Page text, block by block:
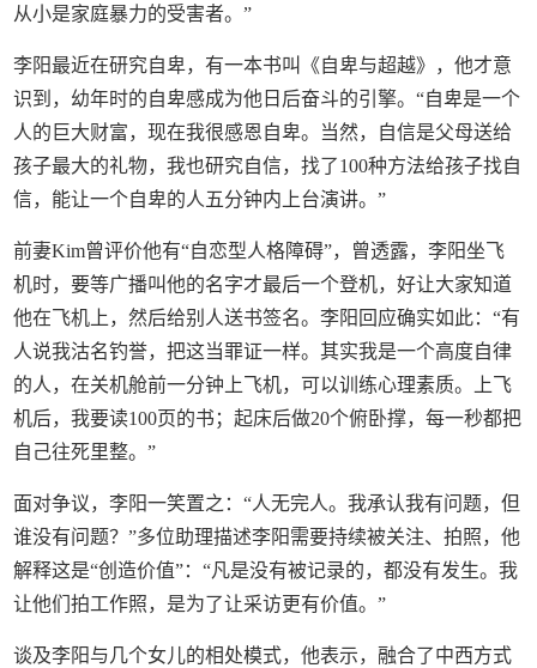
从小是家庭暴力的受害者。”
李阳最近在研究自卑，有一本书叫《自卑与超越》，他才意
识到，幼年时的自卑感成为他日后奋斗的引擎。“自卑是一个
人的巨大财富，现在我很感恩自卑。当然，自信是父母送给
孩子最大的礼物，我也研究自信，找了100种方法给孩子找自
信，能让一个自卑的人五分钟内上台演讲。”
前妻Kim曾评价他有“自恋型人格障碍”，曾透露，李阳坐飞
机时，要等广播叫他的名字才最后一个登机，好让大家知道
他在飞机上，然后给别人送书签名。李阳回应确实如此：“有
人说我沽名钓誉，把这当罪证一样。其实我是一个高度自律
的人，在关机舱前一分钟上飞机，可以训练心理素质。上飞
机后，我要读100页的书；起床后做20个俯卧撑，每一秒都把
自己往死里整。”
面对争议，李阳一笑置之：“人无完人。我承认我有问题，但
谁没有问题？”多位助理描述李阳需要持续被关注、拍照，他
解释这是“创造价值”：“凡是没有被记录的，都没有发生。我
让他们拍工作照，是为了让采访更有价值。”
谈及李阳与几个女儿的相处模式，他表示，融合了中西方式